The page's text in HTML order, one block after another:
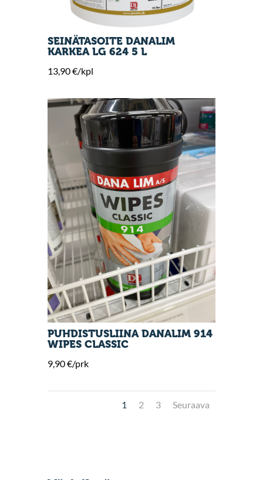
SEINÄTASOITE DANALIM
KARKEA LG 624 5 L
13,90 €/kpl
PUHDISTUSLIINA DANALIM 914
WIPES CLASSIC
9,90 €/prk
1 2 3 Seuraava